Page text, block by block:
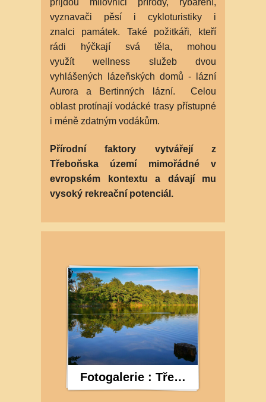
přijdou milovníci přírody, rybaření,
vyznavači pěsí i cykloturistiky i
znalci památek. Také požitkáři, kteří
rádi hýčkají svá těla, mohou
využít wellness služeb dvou
vyhlášených lázeňských domů - lázní
Aurora a Bertinných lázní. Celou
oblast protínají vodácké trasy přístupné
i méně zdatným vodákům.
Přírodní faktory vytvářejí z
Třeboňska území mimořádné v
evropském kontextu a dávají mu
vysoký rekreační potenciál.
Fotogalerie : Třeboňsko